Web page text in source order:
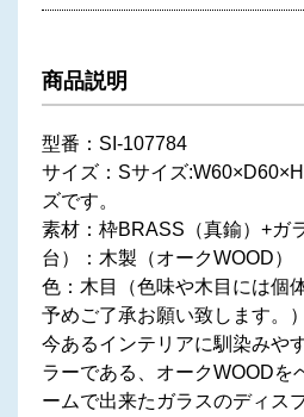
商品説明
型番：SI-107784
サイズ：Sサイズ
ズです。
素材：枠BRASS（真鍮）+
台）：木製（オークWOOD）
色：木目（色味や木目には個
予めご了承お願い致します。）
今あるインテリアに馴染みや
ラーである、オークWOODを
ームで出来たガラスのディス